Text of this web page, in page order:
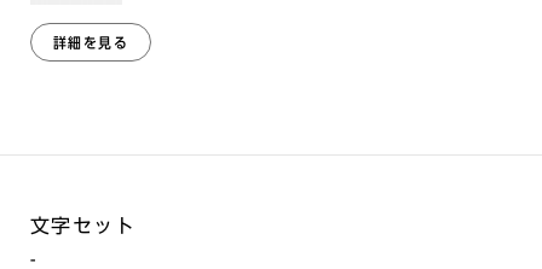
詳細を見る
文字セット
-